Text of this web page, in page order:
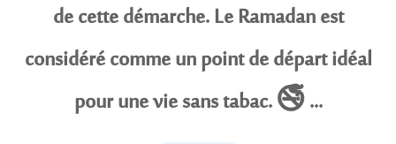
de cette démarche. Le Ramadan est
considéré comme un point de départ idéal
pour une vie sans tabac. 🚭 ...